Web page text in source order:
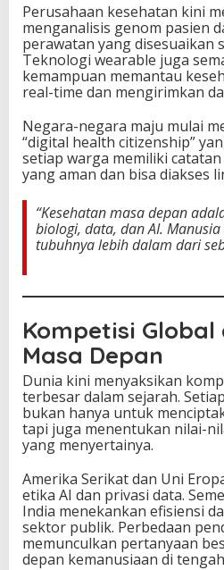
Perusahaan kesehatan kini
menganalisis genom pasien
perawatan yang disesuaikan
Teknologi wearable juga
kemampuan memantau
real-time dan mengirimkan
Negara-negara maju mulai
“digital health citizenship”
setiap warga memiliki
yang aman dan bisa diakses
“Kesehatan masa depan
biologi, data, dan AI.
tubuhnya lebih dalam dari
Kompetisi
Masa Depan
Dunia kini menyaksikan
terbesar dalam sejarah.
bukan hanya untuk
tapi juga menentukan nilai-
yang menyertainya.
Amerika Serikat dan Uni
etika AI dan privasi data.
India menekankan efisiensi
sektor publik. Perbedaan
memunculkan pertanyaan
depan kemanusiaan di